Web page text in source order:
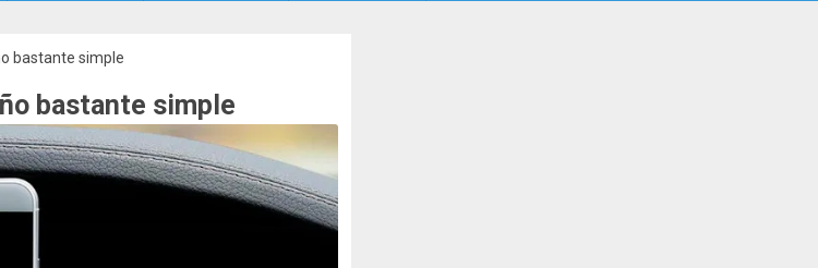
bastante simple
bastante simple